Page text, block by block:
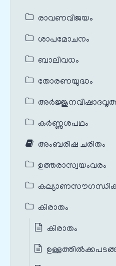
രാവണവിജയം
ശാപമോചനം
ബാലിവധം
തോരണയുദ്ധം
കർണ്ണശപഥം
അംബരീഷ ചരിതം
ഉത്തരാസ്വയംവരം
കിരാതം
കിരാതം